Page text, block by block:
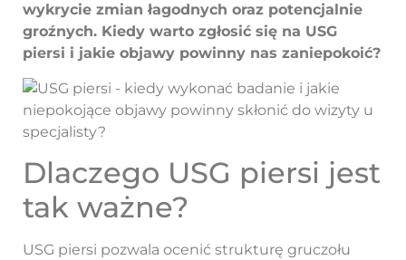
wykrycie zmian łagodnych oraz potencjalnie
groźnych. Kiedy warto zgłosić się na USG
piersi i jakie objawy powinny nas zaniepokoić?
Dlaczego USG piersi jest
tak ważne?
USG piersi pozwala ocenić strukturę gruczołu